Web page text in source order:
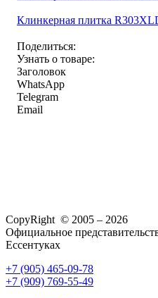
Клинкерная плитка
Поделиться:
Узнать о товаре:
Заголовок
WhatsApp
Telegram
Email
CopyRight © 2005 – 2026
Официальное
Ессентуках
+7 (905) 465-09-78
+7 (909) 769-55-49